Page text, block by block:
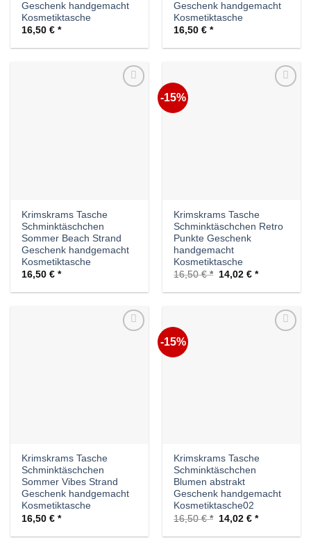
Geschenk handgemacht
Kosmetiktasche
16,50€
Geschenk handgemacht
Kosmetiktasche
16,50€
Krimskrams Tasche
Schminktäschchen
Sommer Beach Strand
Geschenk handgemacht
Kosmetiktasche
16,50€
-15%
Krimskrams Tasche
Schminktäschchen Retro
Punkte Geschenk
handgemacht
Kosmetiktasche
16,50€
Ursprünglicher
war:
14,02€ Aktueller
ist:
Krimskrams Tasche
Schminktäschchen
Sommer Vibes Strand
Geschenk handgemacht
Kosmetiktasche
16,50€
-15%
Krimskrams Tasche
Schminktäschchen
Blumen abstrakt
Geschenk handgemacht
Kosmetiktasche02
16,50€
Ursprünglicher
Preis
war:
14,02€ Aktueller
ist: